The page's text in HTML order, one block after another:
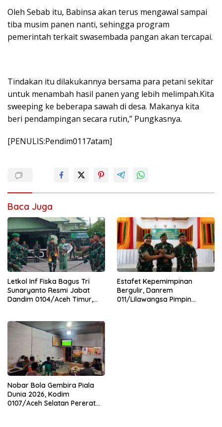
Oleh Sebab itu, Babinsa akan terus mengawal sampai
tiba musim panen nanti, sehingga program
pemerintah terkait swasembada pangan akan tercapai.
Tindakan itu dilakukannya bersama para petani sekitar
untuk menambah hasil panen yang lebih melimpah.Kita
sweeping ke beberapa sawah di desa. Makanya kita
beri pendampingan secara rutin,” Pungkasnya.
[PENULIS:Pendim0117atam]
Baca Juga
Letkol Inf Fiska Bagus Tri
Sunaryanto Resmi Jabat
Dandim 0104/Aceh Timur,
0104/Atim
Estafet Kepemimpinan
Bergulir, Danrem
011/Lilawangsa Pimpin
Nobar Bola Gembira Piala
Dunia 2026, Kodim
0107/Aceh Selatan Pererat